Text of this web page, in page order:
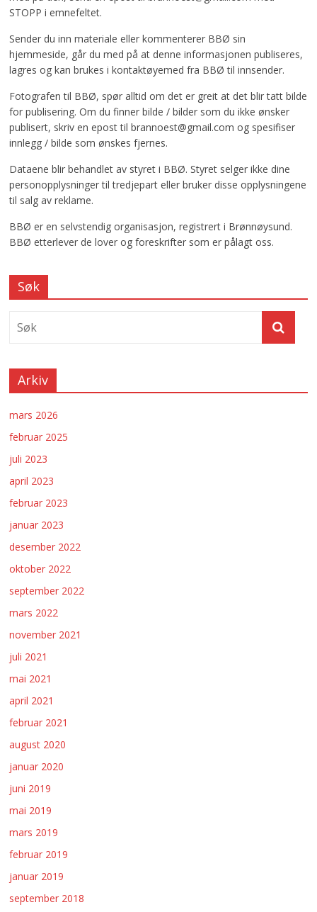
STOPP i emnefeltet.
Sender du inn materiale eller kommenterer BBØ sin
hjemmeside, går du med på at denne informasjonen publiseres,
lagres og kan brukes i kontaktøyemed fra BBØ til innsender.
Fotografen til BBØ, spør alltid om det er greit at det blir tatt bilde
for publisering. Om du finner bilde / bilder som du ikke ønsker
publisert, skriv en epost til brannoest@gmail.com og spesifiser
innlegg / bilde som ønskes fjernes.
Dataene blir behandlet av styret i BBØ. Styret selger ikke dine
personopplysninger til tredjepart eller bruker disse opplysningene
til salg av reklame.
BBØ er en selvstendig organisasjon, registrert i Brønnøysund.
BBØ etterlever de lover og foreskrifter som er pålagt oss.
Søk
Arkiv
mars 2026
februar 2025
juli 2023
april 2023
februar 2023
januar 2023
desember 2022
oktober 2022
september 2022
mars 2022
november 2021
juli 2021
mai 2021
april 2021
februar 2021
august 2020
januar 2020
juni 2019
mai 2019
mars 2019
februar 2019
januar 2019
september 2018